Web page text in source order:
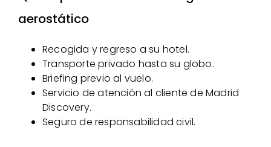
aerostático
Recogida y regreso a su hotel.
Transporte privado hasta su globo.
Briefing previo al vuelo.
Servicio de atención al cliente de Madrid
Discovery.
Seguro de responsabilidad civil.